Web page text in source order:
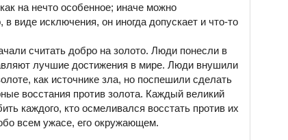
на нечто особенное; иначе можно
виде исключения, он иногда допускает и что-то
считать добро на золото. Люди понесли в
лучшие достижения в мире. Люди внушили
как источнике зла, но поспешили сделать
восстания против золота. Каждый великий
каждого, кто осмеливался восстать против их
всем ужасе, его окружающем.